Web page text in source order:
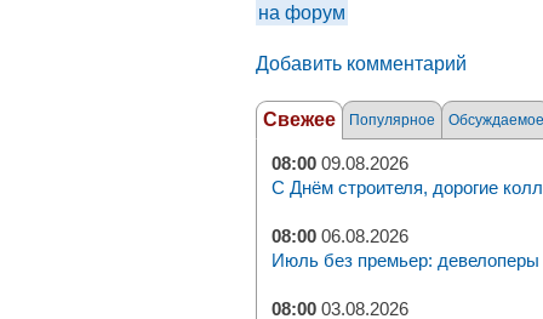
на форум
Добавить комментарий
Свежее Популярное Обсуждаемое
08:00 09.08.2026
С Днём строителя, дорогие
08:00 06.08.2026
Июль без премьер: девелоперы
08:00 03.08.2026